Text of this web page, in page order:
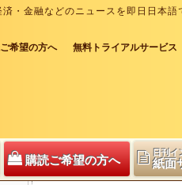
・金融などのニュースを即日日本語
希望の方へ 無料トライアルサービス
購読ご希望の方へ
日刊イ
紙面